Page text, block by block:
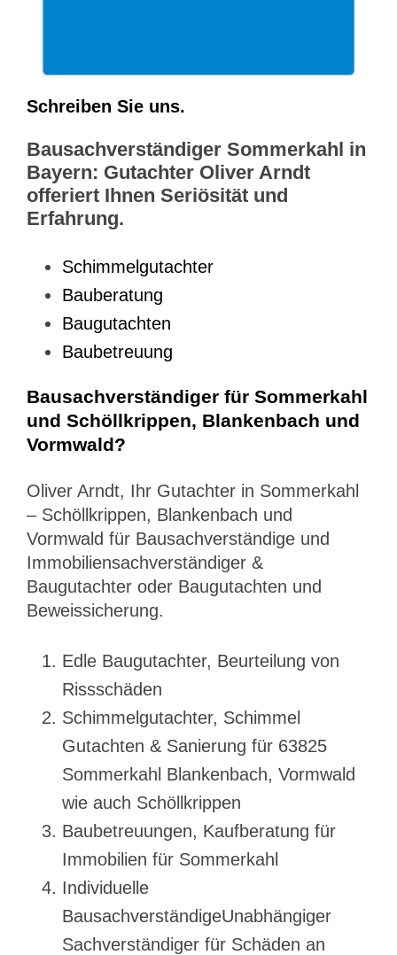
Schreiben Sie uns.
Bausachverständiger Sommerkahl in
Bayern: Gutachter Oliver Arndt
offeriert Ihnen Seriösität und
Erfahrung.
Schimmelgutachter
Bauberatung
Baugutachten
Baubetreuung
Bausachverständiger für Sommerkahl
und Schöllkrippen, Blankenbach und
Vormwald?
Oliver Arndt, Ihr Gutachter in Sommerkahl
– Schöllkrippen, Blankenbach und
Vormwald für Bausachverständige und
Immobiliensachverständiger &
Baugutachter oder Baugutachten und
Beweissicherung.
Edle Baugutachter, Beurteilung von
Rissschäden
Schimmelgutachter, Schimmel
Gutachten & Sanierung für 63825
Sommerkahl Blankenbach, Vormwald
wie auch Schöllkrippen
Baubetreuungen, Kaufberatung für
Immobilien für Sommerkahl
Individuelle
BausachverständigeUnabhängiger
Sachverständiger für Schäden an